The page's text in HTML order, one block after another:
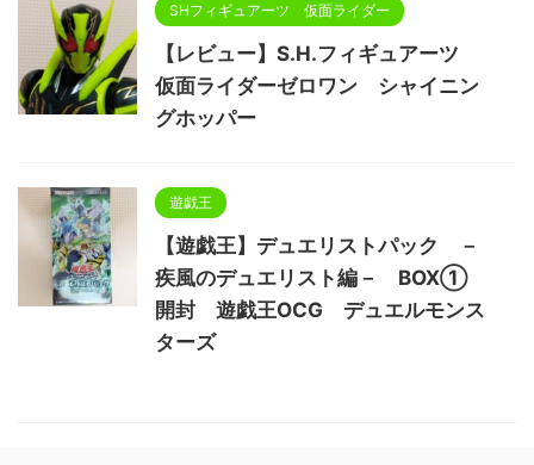
SHフィギュアーツ 仮面ライダー
【レビュー】S.H.フィギュアーツ
仮面ライダーゼロワン シャイニン
グホッパー
遊戯王
【遊戯王】デュエリストパック －
疾風のデュエリスト編－ BOX①
開封 遊戯王OCG デュエルモンス
ターズ